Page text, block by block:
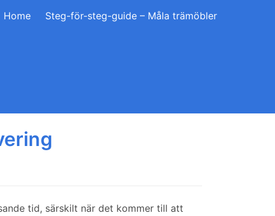
Home Steg-för-steg-guide – Måla trämöbler
tid, särskilt när det kommer till att